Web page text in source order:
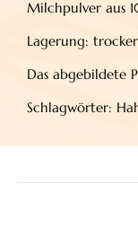
Milchpulver aus
Lagerung:
Das abgebildete
Schlagwörter: